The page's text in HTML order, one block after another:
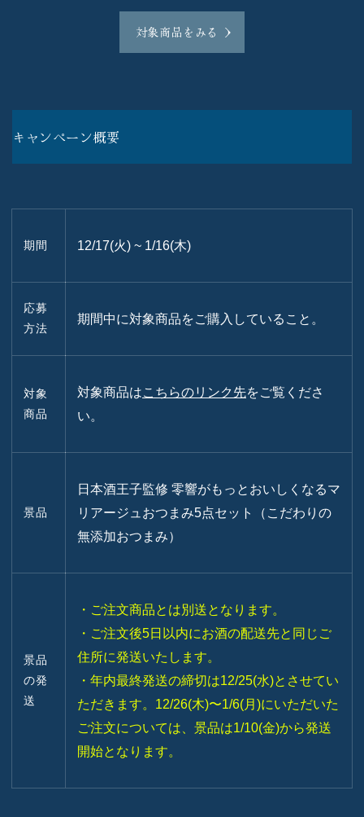
対象商品をみる
キャンペーン概要
期間 12/17(火) ~ 1/16(木)
応募
方法
期間中に対象商品をご購入していること。
対象
商品
対象商品はこちらのリンク先をご覧くださ
い。
景品
日本酒王子監修 零響がもっとおいしくなるマ
リアージュおつまみ5点セット（こだわりの
無添加おつまみ）
景品
の発
送
・ご注文商品とは別送となります。
・ご注文後5日以内にお酒の配送先と同じご
住所に発送いたします。
・年内最終発送の締切は12/25(水)とさせてい
ただきます。12/26(木)〜1/6(月)にいただいた
ご注文については、景品は1/10(金)から発送
開始となります。